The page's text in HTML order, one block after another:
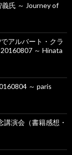
義氏 ～ Journey of
アルバート・クラ
～ Hinata
～ paris
講演会（書籍感想・